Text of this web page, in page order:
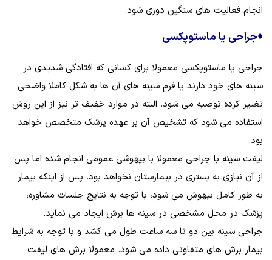
انجام فعالیت‌ های سنگین دوری شود.
♦جراحی یا ماستوپکسی
جراحی یا ماستوپکسی معمولا برای کسانی که افتادگی شدیدی در
سینه‌ های خود دارند یا فرم سینه‌ های آن‌ ها به شکل کاملا واضحی
تغییر کرده توصیه می شود. البته در موارد خفیف‌ تر نیز از این روش
استفاده می شود که تشخیص آن بر عهده پزشک متخصص خواهد
بود.
لیفت سینه با جراحی معمولا با بیهوشی عمومی انجام شده اما پس
از آن نیازی به بستری در بیمارستان نخواهد بود. پس از اینکه بیمار
به طور کامل بیهوش می شود، با توجه به نتایج جلسات مشاوره،
پزشک در محل مشخصی در سینه‌ ها برش ایجاد می‌ نماید.
جراحی سینه بین دو تا سه ساعت طول می کشد و با توجه به شرایط
بیمار برش‌ های متفاوتی داده می شود. معمولا برش‌ های لیفت